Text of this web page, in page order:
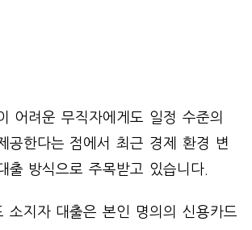
어려운 무직자에게도 일정 수준의
공한다는 점에서 최근 경제 환경 변
출 방식으로 주목받고 있습니다.
소지자 대출은 본인 명의의 신용카드